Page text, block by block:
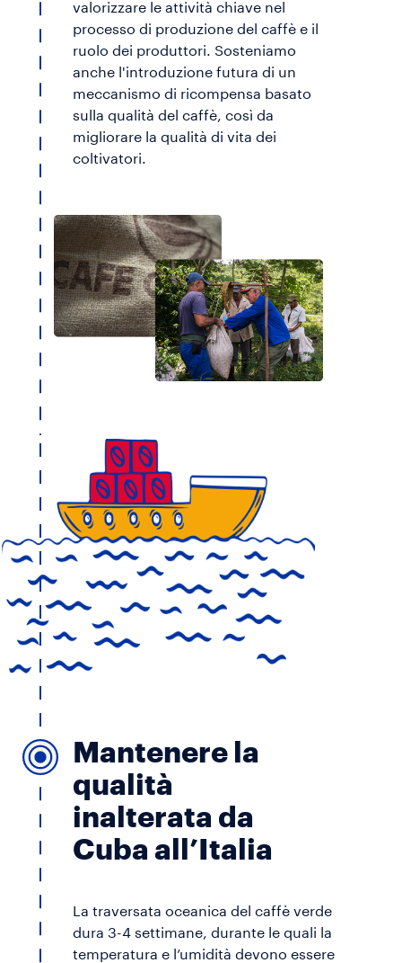
valorizzare le attività chiave nel
processo di produzione del caffè e il
ruolo dei produttori. Sosteniamo
anche l'introduzione futura di un
meccanismo di ricompensa basato
sulla qualità del caffè, così da
migliorare la qualità di vita dei
coltivatori.
Mantenere la
qualità
inalterata da
Cuba all’Italia
La traversata oceanica del caffè verde
dura 3-4 settimane, durante le quali la
temperatura e l’umidità devono essere